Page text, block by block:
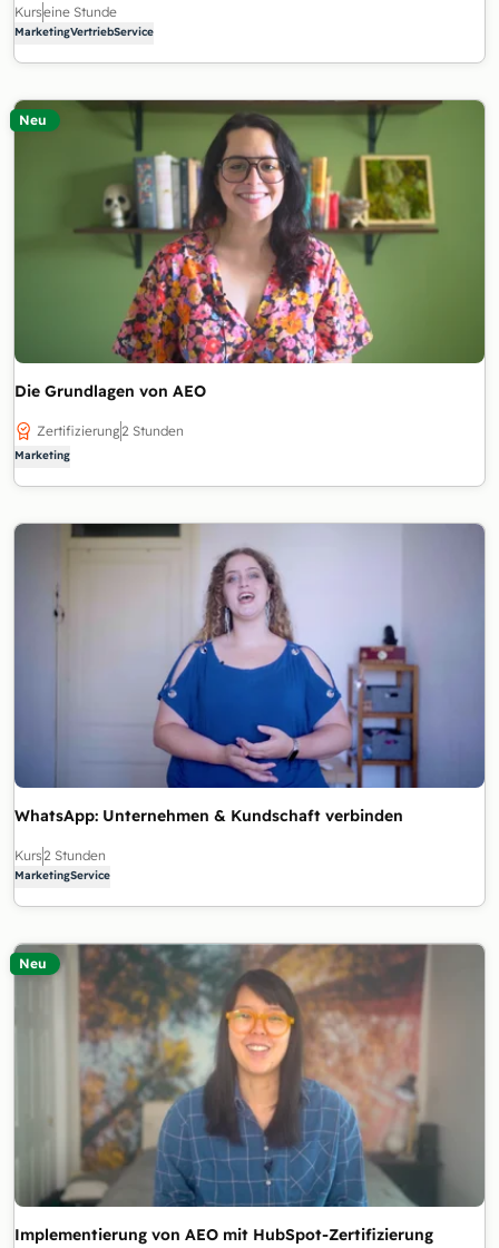
Kurseine Stunde
MarketingVertriebService
Neu
Die Grundlagen von AEO
Zertifizierung2 Stunden
Marketing
WhatsApp: Unternehmen & Kundschaft verbinden
Kurs2 Stunden
MarketingService
Neu
Implementierung von AEO mit HubSpot-Zertifizierung